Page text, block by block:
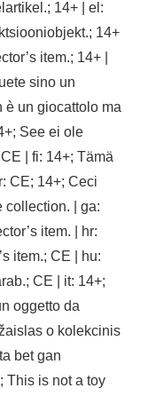
14+ | el:
14+
item.; 14+ |
sino un
è un giocattolo ma
See ei ole
| fi: 14+; Tämä
CE; 14+; Ceci
collection. | ga:
item. | hr:
item.; CE | hu:
CE | it: 14+;
oggetto da
o kolekcinis
bet gan
This is not a toy